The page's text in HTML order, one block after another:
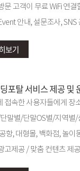
문 고객이 무료 WiFi 연
안내, 설문조사,
보기
포탈 서비스 제공 및
접속한 사용자들에게 장
말별/단말OS별/지역별
항, 대형몰, 백화점, 놀
고제공 / 맞춤 컨텐츠 제